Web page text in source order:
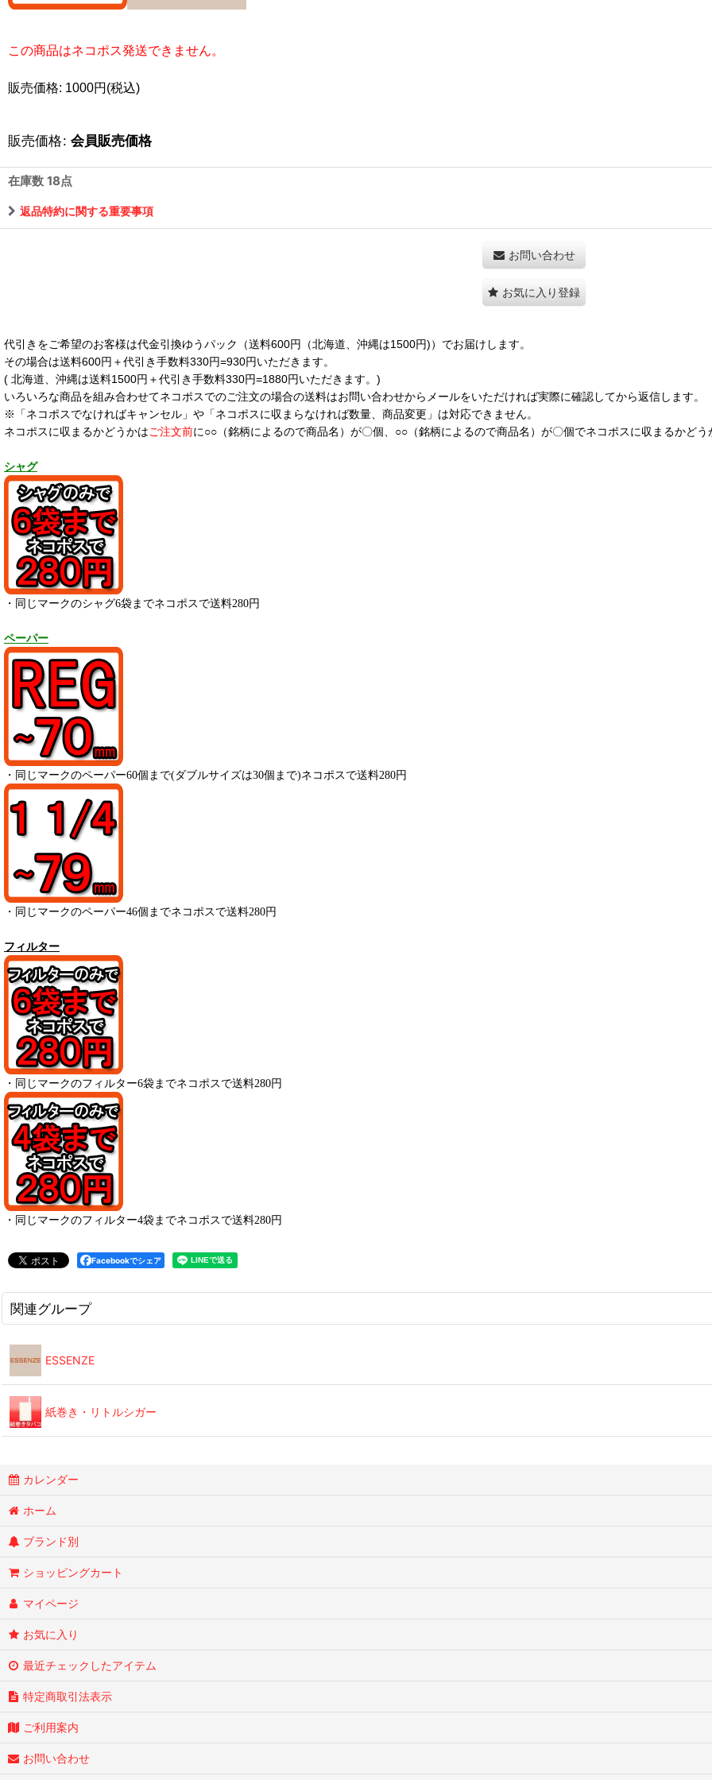
この商品はネコポス発送できません。
販売価格: 1000円(税込)
販売価格: 会員販売価格
在庫数 18点
返品特約に関する重要事項
お問い合わせ
お気に入り登録
代引きをご希望のお客様は代金引換ゆうパック（送料600円（北海道、沖縄は1500円)）でお届けします。
その場合は送料600円＋代引き手数料330円=930円いただきます。
( 北海道、沖縄は送料1500円＋代引き手数料330円=1880円いただきます。)
いろいろな商品を組み合わせてネコポスでのご注文の場合の送料はお問い合わせからメールをいただければ実際に確認してから返信します。
※「ネコポスでなければキャンセル」や「ネコポスに収まらなければ数量、商品変更」は対応できません。
ネコポスに収まるかどうかはご注文前に○○（銘柄によるので商品名）が〇個、○○（銘柄によるので商品名）が〇個でネコポスに収まるかど
シャグ
・同じマークのシャグ6袋までネコポスで送料280円
ペーパー
・ 同じマークのペーパー60個まで(ダブルサイズは30個まで)ネコポスで送料280円
・ 同じマークのペーパー46個までネコポスで送料280円
フィルター
・ 同じマークのフィルター6袋までネコポスで送料280円
・ 同じマークのフィルター4袋までネコポスで送料280円
Facebookでシェア
関連グループ
ESSENZE
紙巻き・リトルシガー
カレンダー
ホーム
ブランド別
ショッピングカート
マイページ
お気に入り
最近チェックしたアイテム
特定商取引法表示
ご利用案内
お問い合わせ